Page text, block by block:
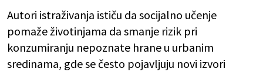
Autori istraživanja ističu da socijalno učenje
pomaže životinjama da smanje rizik pri
konzumiranju nepoznate hrane u urbanim
sredinama, gde se često pojavljuju novi izvori